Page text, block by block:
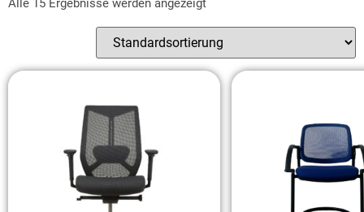
Alle 15 Ergebnisse werden angezeigt